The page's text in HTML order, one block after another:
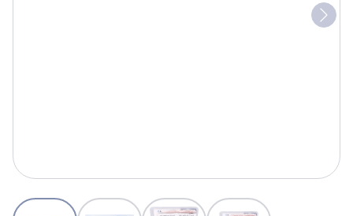
View larger imageView larger imageView larger imageView larger image